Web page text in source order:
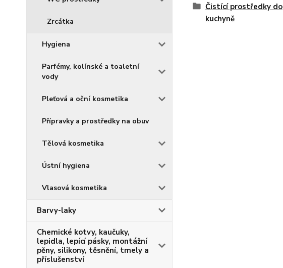
Zrcátka
Hygiena
Parfémy, kolínské a toaletní
vody
Pleťová a oční kosmetika
Přípravky a prostředky na obuv
Tělová kosmetika
Ústní hygiena
Vlasová kosmetika
Barvy-laky
Chemické kotvy, kaučuky,
lepidla, lepící pásky, montážní
pěny, silikony, těsnění, tmely a
příslušenství
Čistící prostředky do
kuchyně